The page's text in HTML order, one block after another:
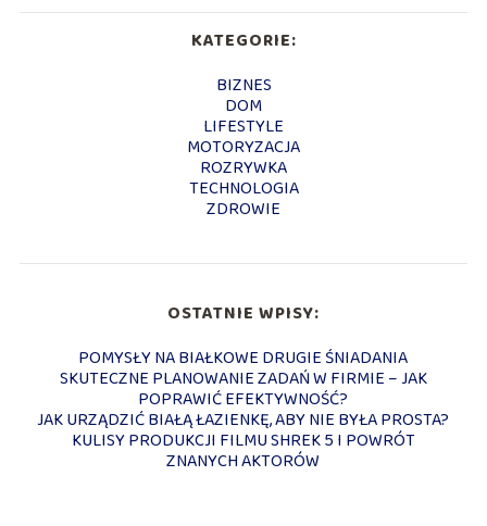
KATEGORIE:
BIZNES
DOM
LIFESTYLE
MOTORYZACJA
ROZRYWKA
TECHNOLOGIA
ZDROWIE
OSTATNIE WPISY:
POMYSŁY NA BIAŁKOWE DRUGIE ŚNIADANIA
SKUTECZNE PLANOWANIE ZADAŃ W FIRMIE – JAK
POPRAWIĆ EFEKTYWNOŚĆ?
JAK URZĄDZIĆ BIAŁĄ ŁAZIENKĘ, ABY NIE BYŁA PROSTA?
KULISY PRODUKCJI FILMU SHREK 5 I POWRÓT
ZNANYCH AKTORÓW